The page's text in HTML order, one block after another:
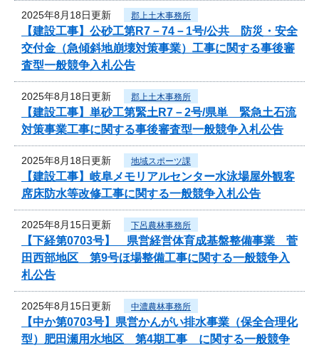
2025年8月18日更新 郡上土木事務所
【建設工事】公砂工第R7－74－1号/公共 防災・安全
交付金（急傾斜地崩壊対策事業）工事に関する事後審
査型一般競争入札公告
2025年8月18日更新 郡上土木事務所
【建設工事】単砂工第緊土R7－2号/県単 緊急土石流
対策事業工事に関する事後審査型一般競争入札公告
2025年8月18日更新 地域スポーツ課
【建設工事】岐阜メモリアルセンター水泳場屋外観客
席床防水等改修工事に関する一般競争入札公告
2025年8月15日更新 下呂農林事務所
【下経第0703号】 県営経営体育成基盤整備事業 菅
田西部地区 第9号ほ場整備工事に関する一般競争入
札公告
2025年8月15日更新 中濃農林事務所
【中か第0703号】県営かんがい排水事業（保全合理化
型）肥田瀬用水地区 第4期工事 に関する一般競争